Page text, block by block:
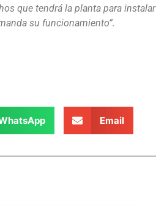
que tendrá la planta para instalar
su funcionamiento”.
Email